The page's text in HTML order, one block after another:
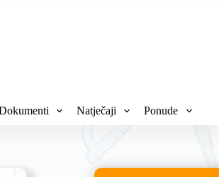
Natječaji Ponude